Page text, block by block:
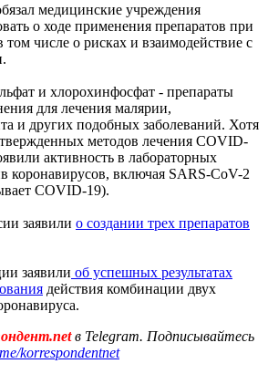
медицинские учреждения
о ходе применения препаратов при
числе о рисках и взаимодействие с
и хлорохинфосфат - препараты
для лечения малярии,
и других подобных заболеваний. Хотя
методов лечения COVID-
активность в лабораторных
коронавирусов, включая SARS-CoV-2
COVID-19).
заявили о создании трех препаратов
заявили об успешных результатах
действия комбинации двух
в Telegram. Подписывайтесь
korrespondentnet